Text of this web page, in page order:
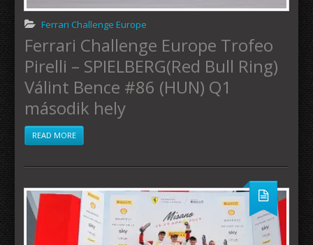
Ferrari Challenge Europe
Ferrari Challenge Europe Trofeo
Pirelli – SPIELBERG(Red Bull Ring)
Válint Bence #86 (HUN) Q1
második hely
READ MORE